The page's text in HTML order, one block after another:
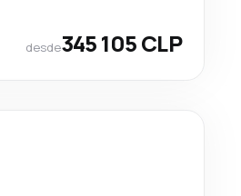
desde345 105 CLP